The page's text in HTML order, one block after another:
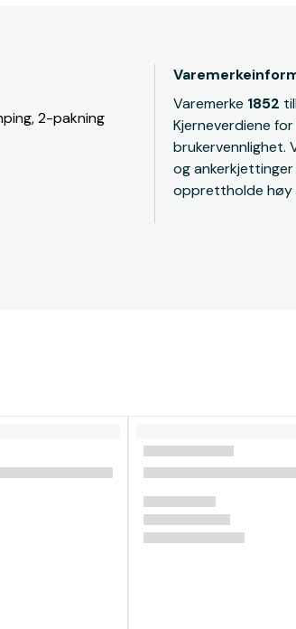
2-pakning
Varemerke 1852
Kjerneverdiene
brukervennlighet.
og
opprettholde høy